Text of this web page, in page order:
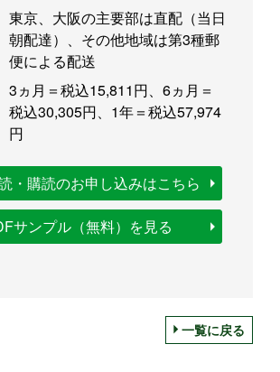
東京、大阪の主要部は直配（当日
朝配達）、その他地域は第3種郵
便による配送
3ヵ月＝税込15,811円、6ヵ月＝
税込30,305円、1年＝税込57,974
円
・購読のお申し込みはこちら
サンプル（無料）を見る
一覧に戻る